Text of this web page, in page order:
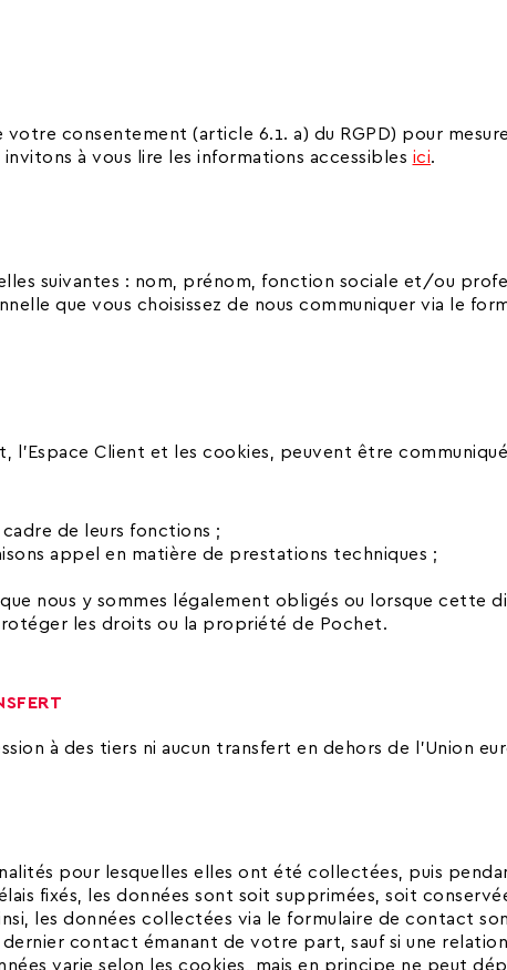
consentement (article 6.1. a) du RGPD) pour
à vous lire les informations accessibles ici.
suivantes : nom, prénom, fonction sociale et/ou
que vous choisissez de nous communiquer via le
Client et les cookies, peuvent être
de leurs fonctions ;
appel en matière de prestations techniques ;
nous y sommes légalement obligés ou lorsque cette
les droits ou la propriété de Pochet.
à des tiers ni aucun transfert en dehors de l’Union
pour lesquelles elles ont été collectées, puis
fixés, les données sont soit supprimées, soit
les données collectées via le formulaire de contact
contact émanant de votre part, sauf si une